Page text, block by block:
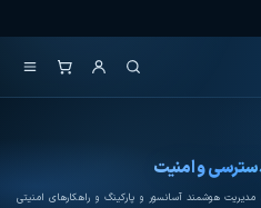
و امنیت
هوشمند آسانسور و پارکینگ و راهکارهای امنیتی